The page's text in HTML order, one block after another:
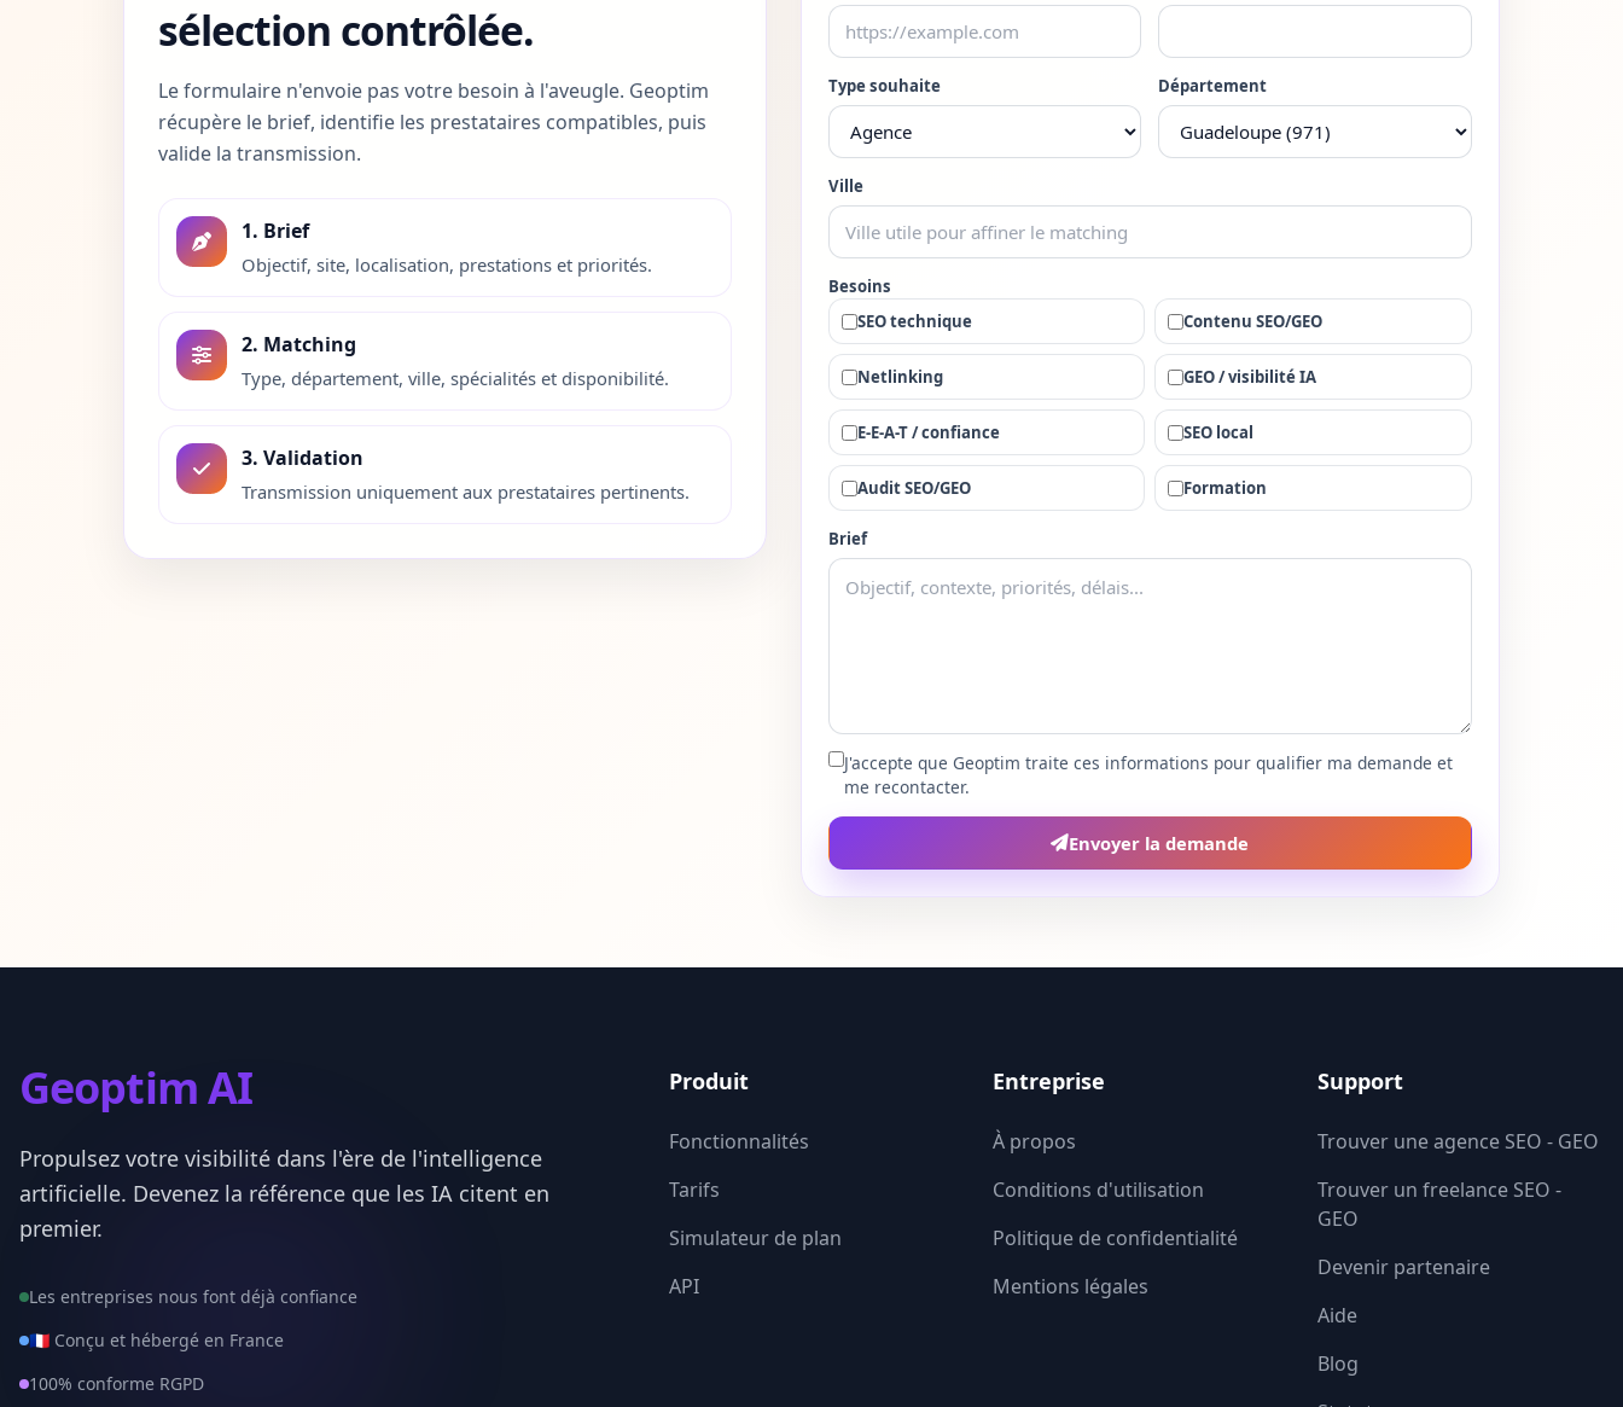
Cote-d-Or 21
Creuse 23
Doubs
Eure
Finistere
Isere
39
Landes 40
Haute-Loire
sélection contrôlée.
Le formulaire n'envoie pas votre besoin à l'aveugle. Geoptim
récupère le brief, identifie les prestataires compatibles, puis
valide la transmission.
1. Brief
Objectif, site, localisation, prestations et priorités.
2. Matching
Type, département, ville, spécialités et disponibilité.
3. Validation
Transmission uniquement aux prestataires pertinents.
Type souhaite Département
Ville
Besoins
SEO technique
Contenu SEO/GEO
Netlinking GEO / visibilité IA
E-E-A-T / confiance SEO local
Audit SEO/GEO Formation
Brief
J'accepte que Geoptim traite ces informations pour qualifier ma demande et
me recontacter.
Envoyer la demande
Geoptim AI
Propulsez votre visibilité dans l'ère de l'intelligence
artificielle. Devenez la référence que les IA citent en
premier.
Les entreprises nous font déjà confiance
🇫🇷 Conçu et hébergé en France
100% conforme RGPD
Produit
Fonctionnalités
Tarifs
Simulateur de plan
API
Entreprise
À propos
Conditions d'utilisation
Politique de confidentialité
Mentions légales
Support
Trouver une agence SEO - GEO
Trouver un freelance SEO -
GEO
Devenir partenaire
Aide
Blog